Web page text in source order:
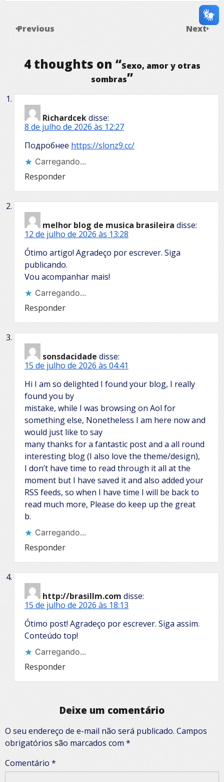
Previous Next
4 thoughts on “Sexo, amor y otras
sombras”
Richardcekdisse:
8 de julho de 2026 às 12:27
Подробнее https://slonz9.cc/
Carregando...
Responder
melhor blog de musica brasileira disse:
12 de julho de 2026 às 13:28
Ótimo artigo! Agradeço por escrever. Siga
publicando.
Vou acompanhar mais!
Carregando...
Responder
sonsdacidade disse:
15 de julho de 2026 às 04:41
Hi I am so delighted I found your blog, I really
found you by
mistake, while I was browsing on Aol for
something else, Nonetheless I am here now and
would just like to say
many thanks for a fantastic post and a all round
interesting blog (I also love the theme/design),
I don’t have time to read through it all at the
moment but I have saved it and also added your
RSS feeds, so when I have time I will be back to
read much more, Please do keep up the great
b.
Carregando...
Responder
http://brasillm.com disse:
15 de julho de 2026 às 18:13
Ótimo post! Agradeço por escrever. Siga assim.
Conteúdo top!
Carregando...
Responder
Deixe um comentário
O seu endereço de e-mail não será publicado. Campos
obrigatórios são marcados com *
Comentário *